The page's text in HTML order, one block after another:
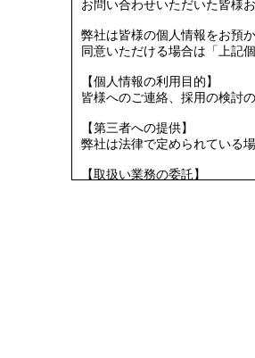
お問い合わせいただいた皆様
弊社は皆様の個人情報をお預
同意いただける場合は「上記
【個人情報の利用目的】
皆様へのご連絡、採用の検討の
【第三者への提供】
弊社は法律で定められている
【取扱い業務の委託】